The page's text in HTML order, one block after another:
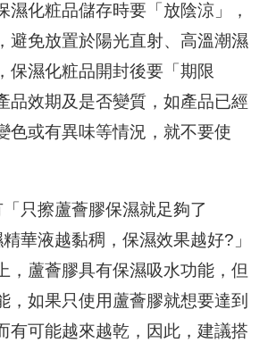
濕化粧品儲存時要「放陰涼」，
避免放置於陽光直射、高溫潮濕
保濕化粧品開封後要「期限
品效期及是否變質，如產品已經
色或有異味等情況，就不要使
只擦蘆薈膠保濕就足夠了
華液越黏稠，保濕效果越好?」
，蘆薈膠具有保濕吸水功能，但
，如果只使用蘆薈膠就想要達到
有可能越來越乾，因此，建議搭